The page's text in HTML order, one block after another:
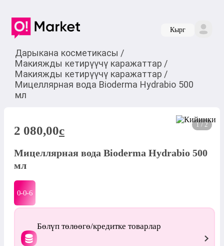
Кырг
Дарыкана косметикасы /
Макияжды кетирүүчү каражаттар /
Макияжды кетирүүчү каражаттар /
Мицеллярная вода Bioderma Hydrabio 500
мл
1 / 2
2 080,00c
Мицеллярная вода Bioderma Hydrabio 500
мл
0-0-6
Бөлүп төлөөгө/кредитке товарлар